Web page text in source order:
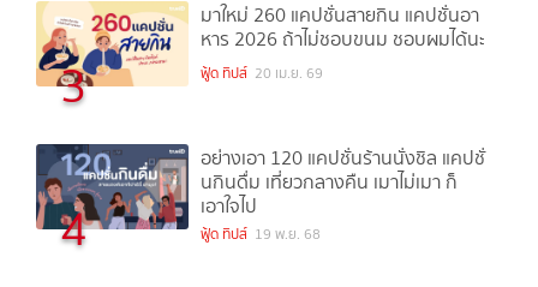
3
มาใหม่ 260 แคปชั่นสายกิน แคปชั่นอา
หาร 2026 ถ้าไม่ชอบขนม ชอบผมได้นะ
ฟู้ด ทิปส์ 20 เม.ย. 69
4
อย่างเอา 120 แคปชั่นร้านนั่งชิล แคปชั่
นกินดื่ม เที่ยวกลางคืน เมาไม่เมา ก็
เอาใจไป
ฟู้ด ทิปส์ 19 พ.ย. 68